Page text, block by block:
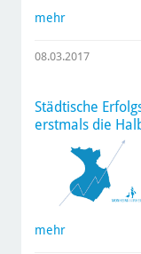
mehr
08.03.2017
Städtische
erstmals die
mehr